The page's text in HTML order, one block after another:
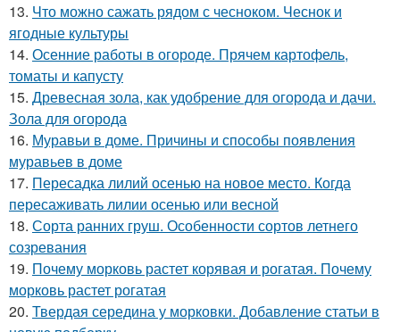
13. Что можно сажать рядом с чесноком. Чеснок и
ягодные культуры
14. Осенние работы в огороде. Прячем картофель,
томаты и капусту
15. Древесная зола, как удобрение для огорода и дачи.
Зола для огорода
16. Муравьи в доме. Причины и способы появления
муравьев в доме
17. Пересадка лилий осенью на новое место. Когда
пересаживать лилии осенью или весной
18. Сорта ранних груш. Особенности сортов летнего
созревания
19. Почему морковь растет корявая и рогатая. Почему
морковь растет рогатая
20. Твердая середина у морковки. Добавление статьи в